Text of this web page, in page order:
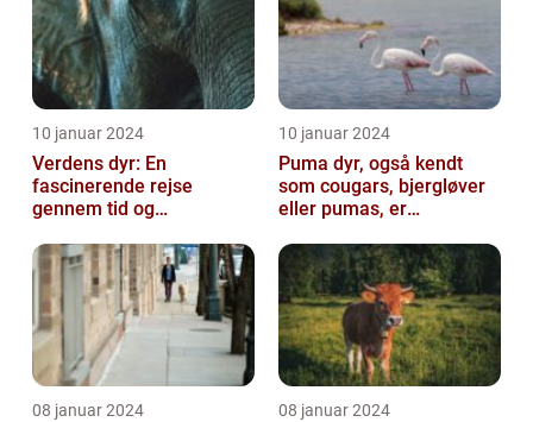
10 januar 2024
Verdens dyr: En
fascinerende rejse
gennem tid og
10 januar 2024
Puma dyr, også kendt
som cougars, bjergløver
eller pumas, er
imponerende væsener,
de...
08 januar 2024 08 januar 2024